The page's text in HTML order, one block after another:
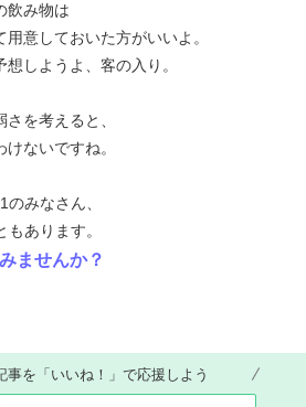
飲み物は
意しておいた方がいいよ。
しようよ、客の入り。
を考えると、
ないですね。
みなさん、
あります。
ませんか？
事を「いいね！」で応援しよう